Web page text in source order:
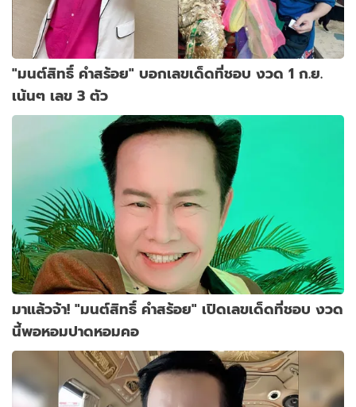
"มนต์สิทธิ์ คำสร้อย" บอกเลขเด็ดที่ชอบ งวด 1 ก.ย.
เน้นๆ เลข 3 ตัว
มาแล้วจ้า! "มนต์สิทธิ์ คำสร้อย" เปิดเลขเด็ดที่ชอบ งวด
นี้พอหอมปาดหอมคอ